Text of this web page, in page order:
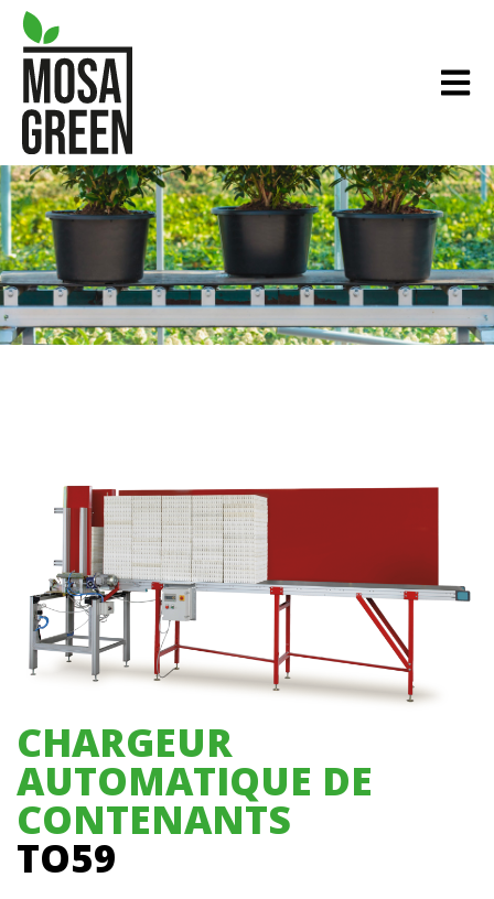
CHARGEUR
AUTOMATIQUE DE
CONTENANTS
TO59